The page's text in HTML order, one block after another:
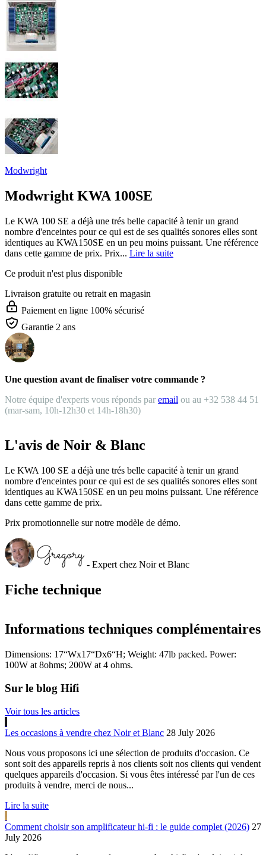
Modwright
Modwright KWA 100SE
Le KWA 100 SE a déjà une trés belle capacité à tenir un grand
nombre d'enceintes pour ce qui est de ses qualités sonores elles sont
identiques au KWA150SE en un peu moins puissant. Une référence
dans cette gamme de prix. Prix... Lire la suite
Ce produit n'est plus disponible
Livraison gratuite ou retrait en magasin
Paiement en ligne 100% sécurisé
Garantie 2 ans
Une question avant de finaliser votre commande ?
Notre équipe d'experts vous réponds par email ou au +32 538 44 51
(mar-sam, 10h-12h30 et 14h-18h30)
Fiche technique
Informations techniques complémentaires
Dimensions: 17“Wx17“Dx6“H; Weight: 47lb packed. Power:
100W at 8ohms; 200W at 4 ohms.
L'avis de Noir & Blanc
Le KWA 100 SE a déjà une trés belle capacité à tenir un grand
nombre d'enceintes pour ce qui est de ses qualités sonores elles sont
identiques au KWA150SE en un peu moins puissant. Une référence
dans cette gamme de prix.
Prix promotionnelle sur notre modèle de démo.
- Expert chez Noir et Blanc
Sur le blog Hifi
Voir tous les articles
Les occasions à vendre chez Noir et Blanc 28 July 2026
Nous vous proposons ici une sélection de produits d'occasion. Ce
sont soit des appareils repris à nos clients soit nos clients qui vendent
quelques appareils d'occasion. Si vous êtes intéressé par l'un de ces
produits à vendre, merci de nous...
Lire la suite
Comment choisir son amplificateur hi-fi : le guide complet (2026) 27
July 2026